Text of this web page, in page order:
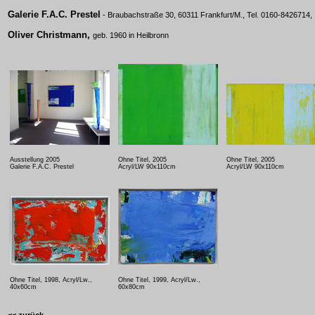
Galerie F.A.C. Prestel - Braubachstraße 30, 60311 Frankfurt/M., Tel. 0160-8426714,
Oliver Christmann, geb. 1960 in Heilbronn
Ausstellung 2005
Galerie F.A.C. Prestel
Ohne Titel, 2005
Acryl/LW 90x110cm
Ohne Titel, 2005
Acryl/LW 90x110cm
Ohne Titel, 1998, Acryl/Lw.,
40x60cm
Ohne Titel, 1999, Acryl/Lw.,
60x80cm